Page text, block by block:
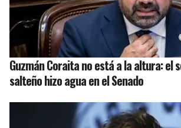
Guzmán Coraita no está a la altura: el
salteño hizo agua en el Senado